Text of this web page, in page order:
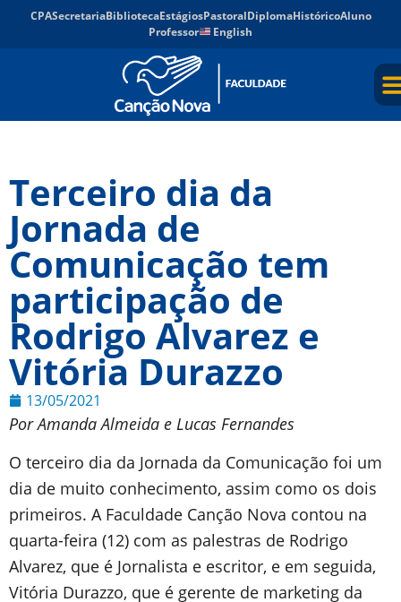
CPASecretariaBibliotecaEstágiosPastoralDiplomaHistóricoAluno
Professor
English
Terceiro dia da
Jornada de
Comunicação tem
participação de
Rodrigo Alvarez e
Vitória Durazzo
13/05/2021
Por Amanda Almeida e Lucas Fernandes
O terceiro dia da Jornada da Comunicação foi um
dia de muito conhecimento, assim como os dois
primeiros. A Faculdade Canção Nova contou na
quarta-feira (12) com as palestras de Rodrigo
Alvarez, que é Jornalista e escritor, e em seguida,
Vitória Durazzo, que é gerente de marketing da